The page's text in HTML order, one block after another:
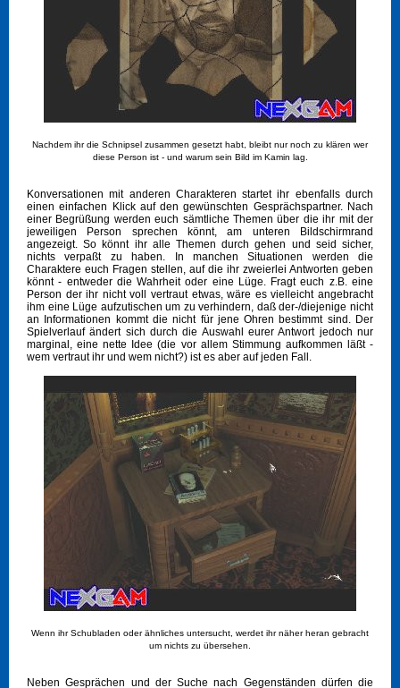
Nachdem ihr die Schnipsel zusammen gesetzt habt, bleibt nur noch zu klären wer
diese Person ist - und warum sein Bild im Kamin lag.
Konversationen mit anderen Charakteren startet ihr ebenfalls durch
einen einfachen Klick auf den gewünschten Gesprächspartner. Nach
einer Begrüßung werden euch sämtliche Themen über die ihr mit der
jeweiligen Person sprechen könnt, am unteren Bildschirmrand
angezeigt. So könnt ihr alle Themen durch gehen und seid sicher,
nichts verpaßt zu haben. In manchen Situationen werden die
Charaktere euch Fragen stellen, auf die ihr zweierlei Antworten geben
könnt - entweder die Wahrheit oder eine Lüge. Fragt euch z.B. eine
Person der ihr nicht voll vertraut etwas, wäre es vielleicht angebracht
ihm eine Lüge aufzutischen um zu verhindern, daß der-/diejenige nicht
an Informationen kommt die nicht für jene Ohren bestimmt sind. Der
Spielverlauf ändert sich durch die Auswahl eurer Antwort jedoch nur
marginal, eine nette Idee (die vor allem Stimmung aufkommen läßt -
wem vertraut ihr und wem nicht?) ist es aber auf jeden Fall.
Wenn ihr Schubladen oder ähnliches untersucht, werdet ihr näher heran gebracht
um nichts zu übersehen.
Neben Gesprächen und der Suche nach Gegenständen dürfen die